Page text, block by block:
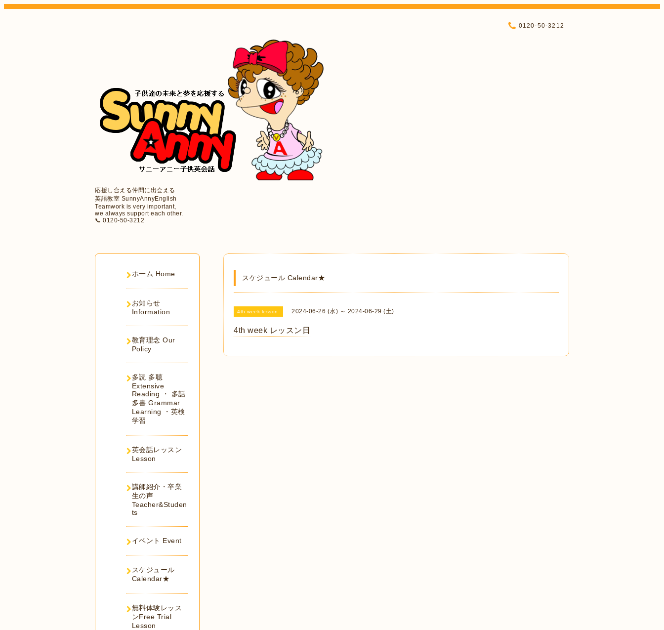
応援し合える仲間に出会える
英語教室 SunnyAnnyEnglish
Teamwork is very important,
we always support each other.
📞 0120-50-3212
0120-50-3212
スケジュール Calendar★
4th week lesson 2024-06-26 (水) ～ 2024-06-29 (土)
4th week レッスン日
ホ一ム Home
お知らせ
Information
教育理念 Our
Policy
多読 多聴
Extensive
Reading ・ 多話
多書 Grammar
Learning ・英検
学習
英会話レッスン
Lesson
講師紹介・卒業
生の声
Teacher&Studen
ts
イベント Event
スケジュール
Calendar★
無料体験レッス
ンFree Trial
Lesson